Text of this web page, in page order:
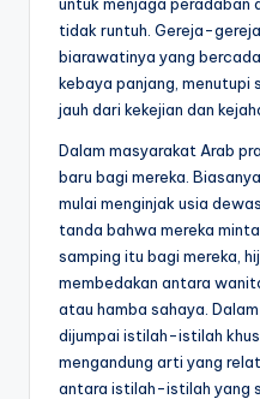
tidak runtuh. Gereja-
biarawatinya yang
kebaya panjang, menutupi
jauh dari kekejian dan
Dalam masyarakat Arab
baru bagi mereka.
mulai menginjak usia
tanda bahwa mereka
samping itu bagi mereka,
membedakan antara
atau hamba sahaya.
dijumpai istilah-istilah
mengandung arti yang
antara istilah-istilah yang